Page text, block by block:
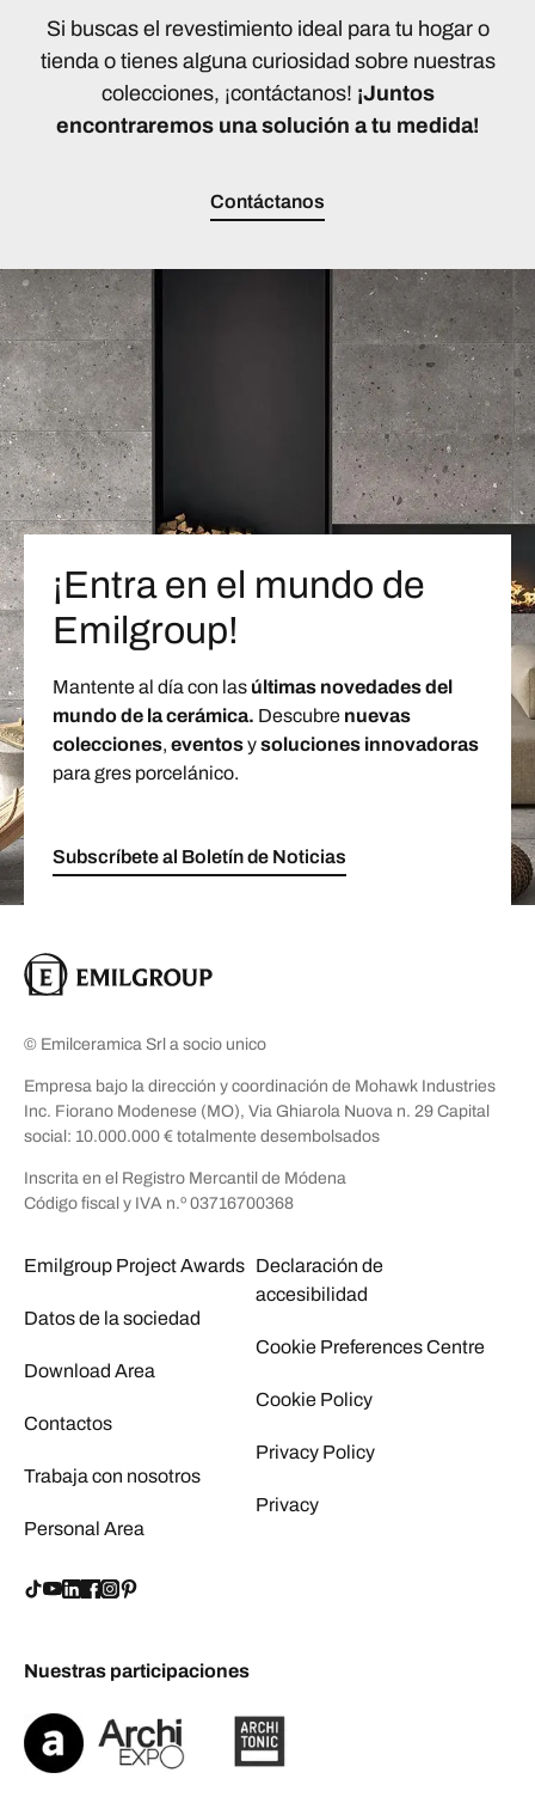
Si buscas el revestimiento ideal para tu hogar o
tienda o tienes alguna curiosidad sobre nuestras
colecciones, ¡contáctanos! ¡Juntos
encontraremos una solución a tu medida!
Contáctanos
¡Entra en el mundo de
Emilgroup!
Mantente al día con las últimas novedades del
mundo de la cerámica. Descubre nuevas
colecciones, eventosysoluciones innovadoras
para gres porcelánico.
Subscríbete al Boletín de Noticias
© Emilceramica Srl a socio unico
Empresa bajo la dirección y coordinación de Mohawk Industries
Inc. Fiorano Modenese (MO), Via Ghiarola Nuova n. 29 Capital
social: 10.000.000 € totalmente desembolsados
Inscrita en el Registro Mercantil de Módena
Código fiscal y IVA n.º 03716700368
Emilgroup Project Awards
Datos de la sociedad
Download Area
Contactos
Trabaja con nosotros
Personal Area
Declaración de
accesibilidad
Cookie Preferences Centre
Cookie Policy
Privacy Policy
Privacy
Nuestras participaciones